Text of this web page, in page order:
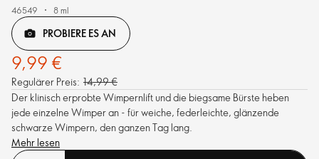
46549 8 ml
PROBIERE ES AN
9,99 €
Regulärer Preis: 14,99 €
Der klinisch erprobte Wimpernlift und die biegsame Bürste heben
jede einzelne Wimper an - für weiche, federleichte, glänzende
schwarze Wimpern, den ganzen Tag lang.
Mehr lesen